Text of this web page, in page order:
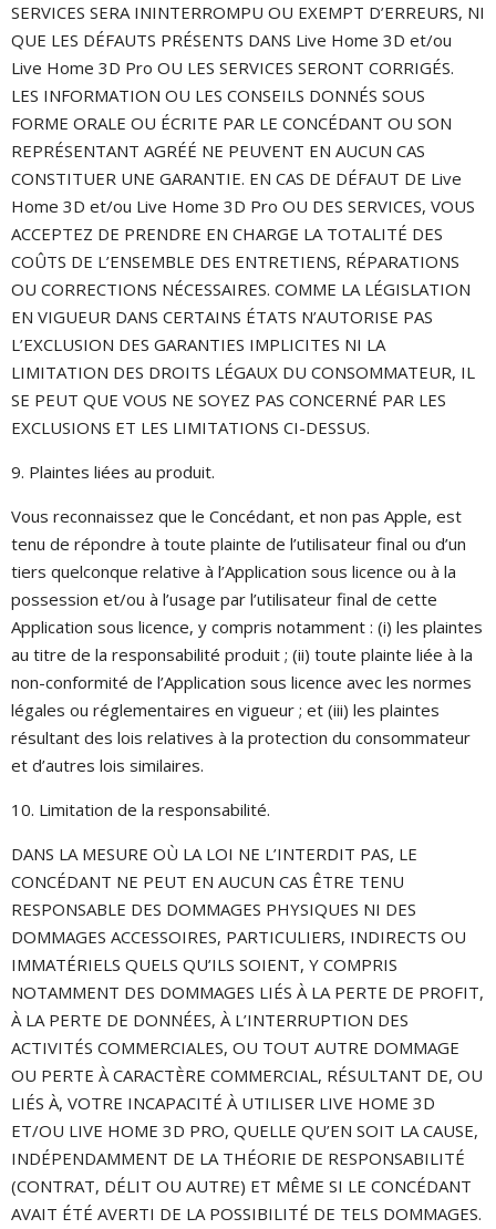
SERVICES SERA ININTERROMPU OU EXEMPT D’ERREURS, NI
QUE LES DÉFAUTS PRÉSENTS DANS Live Home 3D et/ou
Live Home 3D Pro OU LES SERVICES SERONT CORRIGÉS.
LES INFORMATION OU LES CONSEILS DONNÉS SOUS
FORME ORALE OU ÉCRITE PAR LE CONCÉDANT OU SON
REPRÉSENTANT AGRÉÉ NE PEUVENT EN AUCUN CAS
CONSTITUER UNE GARANTIE. EN CAS DE DÉFAUT DE Live
Home 3D et/ou Live Home 3D Pro OU DES SERVICES, VOUS
ACCEPTEZ DE PRENDRE EN CHARGE LA TOTALITÉ DES
COÛTS DE L’ENSEMBLE DES ENTRETIENS, RÉPARATIONS
OU CORRECTIONS NÉCESSAIRES. COMME LA LÉGISLATION
EN VIGUEUR DANS CERTAINS ÉTATS N’AUTORISE PAS
L’EXCLUSION DES GARANTIES IMPLICITES NI LA
LIMITATION DES DROITS LÉGAUX DU CONSOMMATEUR, IL
SE PEUT QUE VOUS NE SOYEZ PAS CONCERNÉ PAR LES
EXCLUSIONS ET LES LIMITATIONS CI-DESSUS.
9. Plaintes liées au produit.
Vous reconnaissez que le Concédant, et non pas Apple, est
tenu de répondre à toute plainte de l’utilisateur final ou d’un
tiers quelconque relative à l’Application sous licence ou à la
possession et/ou à l’usage par l’utilisateur final de cette
Application sous licence, y compris notamment : (i) les plaintes
au titre de la responsabilité produit ; (ii) toute plainte liée à la
non-conformité de l’Application sous licence avec les normes
légales ou réglementaires en vigueur ; et (iii) les plaintes
résultant des lois relatives à la protection du consommateur
et d’autres lois similaires.
10. Limitation de la responsabilité.
DANS LA MESURE OÙ LA LOI NE L’INTERDIT PAS, LE
CONCÉDANT NE PEUT EN AUCUN CAS ÊTRE TENU
RESPONSABLE DES DOMMAGES PHYSIQUES NI DES
DOMMAGES ACCESSOIRES, PARTICULIERS, INDIRECTS OU
IMMATÉRIELS QUELS QU’ILS SOIENT, Y COMPRIS
NOTAMMENT DES DOMMAGES LIÉS À LA PERTE DE PROFIT,
À LA PERTE DE DONNÉES, À L’INTERRUPTION DES
ACTIVITÉS COMMERCIALES, OU TOUT AUTRE DOMMAGE
OU PERTE À CARACTÈRE COMMERCIAL, RÉSULTANT DE, OU
LIÉS À, VOTRE INCAPACITÉ À UTILISER LIVE HOME 3D
ET/OU LIVE HOME 3D PRO, QUELLE QU’EN SOIT LA CAUSE,
INDÉPENDAMMENT DE LA THÉORIE DE RESPONSABILITÉ
(CONTRAT, DÉLIT OU AUTRE) ET MÊME SI LE CONCÉDANT
AVAIT ÉTÉ AVERTI DE LA POSSIBILITÉ DE TELS DOMMAGES.